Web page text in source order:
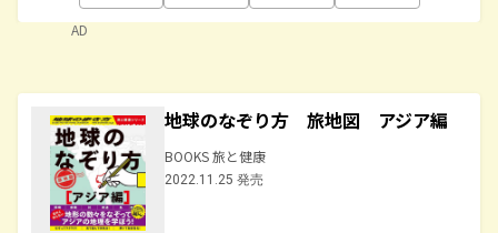
AD
地球のなぞり方 旅地図 アジア編
BOOKS 旅と健康
2022.11.25 発売